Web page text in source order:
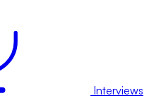
Interviews